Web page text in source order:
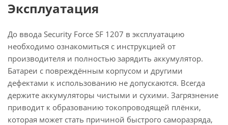
Эксплуатация
До ввода Security Force SF 1207 в эксплуатацию
необходимо ознакомиться с инструкцией от
производителя и полностью зарядить аккумулятор.
Батареи с повреждённым корпусом и другими
дефектами к использованию не допускаются. Всегда
держите аккумуляторы чистыми и сухими. Загрязнение
приводит к образованию токопроводящей плёнки,
которая может стать причиной быстрого саморазряда,